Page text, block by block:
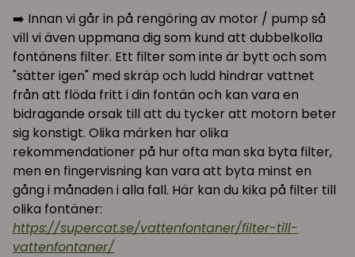
➡️ Innan vi går in på rengöring av motor / pump så
vill vi även uppmana dig som kund att dubbelkolla
fontänens filter. Ett filter som inte är bytt och som
"sätter igen" med skräp och ludd hindrar vattnet
från att flöda fritt i din fontän och kan vara en
bidragande orsak till att du tycker att motorn beter
sig konstigt. Olika märken har olika
rekommendationer på hur ofta man ska byta filter,
men en fingervisning kan vara att byta minst en
gång i månaden i alla fall. Här kan du kika på filter till
olika fontäner:
https://supercat.se/vattenfontaner/filter-till-
vattenfontaner/